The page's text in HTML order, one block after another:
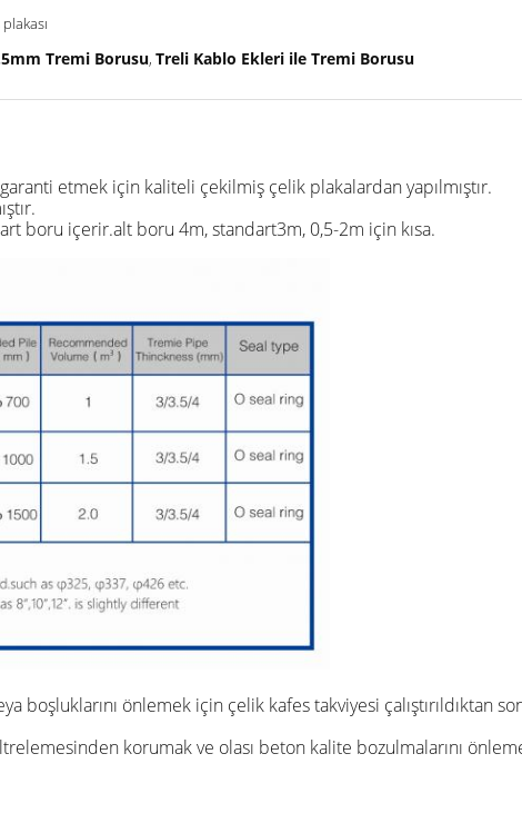
Tremi Borusu, Treli Kablo Ekleri ile Tremi Borusu
etmek için kaliteli çekilmiş çelik plakalardan yapılmıştır.
boru içerir.alt boru 4m, standart3m, 0,5-2m için kısa.
boşluklarını önlemek için çelik kafes takviyesi
korumak ve olası beton kalite bozulmalarını